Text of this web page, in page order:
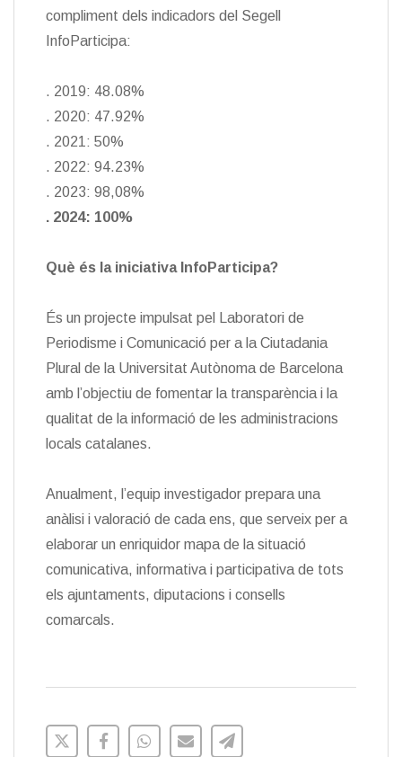
compliment dels indicadors del Segell
InfoParticipa:
. 2019: 48.08%
. 2020: 47.92%
. 2021: 50%
. 2022: 94.23%
. 2023: 98,08%
. 2024: 100%
Què és la iniciativa InfoParticipa?
És un projecte impulsat pel Laboratori de
Periodisme i Comunicació per a la Ciutadania
Plural de la Universitat Autònoma de Barcelona
amb l’objectiu de fomentar la transparència i la
qualitat de la informació de les administracions
locals catalanes.
Anualment, l’equip investigador prepara una
anàlisi i valoració de cada ens, que serveix per a
elaborar un enriquidor mapa de la situació
comunicativa, informativa i participativa de tots
els ajuntaments, diputacions i consells
comarcals.